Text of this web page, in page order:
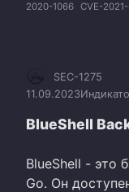
2020-1066 CVE-
SEC-1275
11.09.2023
BlueShell
BlueShell - это
Go. Он